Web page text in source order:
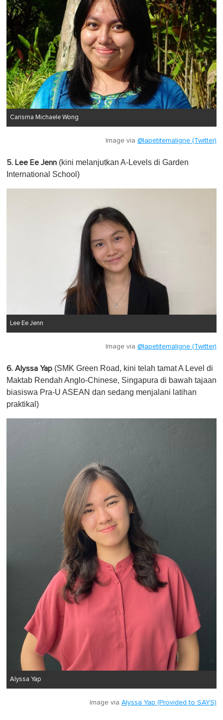
Carisma Michaele Wong
Image via @lapetitemaligne (Twitter)
5. Lee Ee Jenn (kini melanjutkan A-Levels di Garden
International School)
Lee Ee Jenn
Image via @lapetitemaligne (Twitter)
6. Alyssa Yap (SMK Green Road, kini telah tamat A Level di
Maktab Rendah Anglo-Chinese, Singapura di bawah tajaan
biasiswa Pra-U ASEAN dan sedang menjalani latihan
praktikal)
Alyssa Yap
Image via Alyssa Yap (Provided to SAYS)